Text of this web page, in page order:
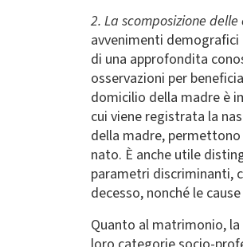
2. La scomposizione
avvenimenti
di una approfondita
osservazioni per
domicilio della madre è
cui viene registrata la
della madre,
nato. È anche utile
parametri discriminanti,
decesso, nonché le
Quanto al matrimonio,